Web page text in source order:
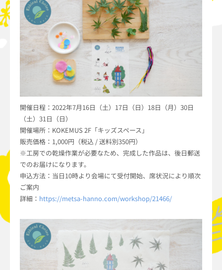
開催日程：2022年7月16日（土）17日（日）18日（月）30日
（土）31日（日）
開催場所：KOKEMUS 2F「キッズスペース」
販売価格：1,000円（税込 / 送料別350円）
※工房での乾燥作業が必要なため、完成した作品は、後日郵送
でのお届けになります。
申込方法：当日10時より会場にて受付開始、席状況により順次
ご案内
詳細： https://metsa-hanno.com/workshop/21466/